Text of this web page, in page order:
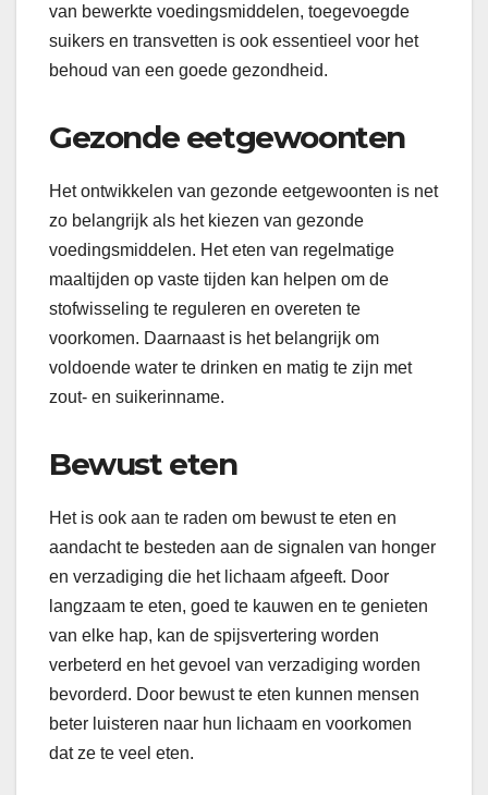
van bewerkte voedingsmiddelen, toegevoegde
suikers en transvetten is ook essentieel voor het
behoud van een goede gezondheid.
Gezonde eetgewoonten
Het ontwikkelen van gezonde eetgewoonten is net
zo belangrijk als het kiezen van gezonde
voedingsmiddelen. Het eten van regelmatige
maaltijden op vaste tijden kan helpen om de
stofwisseling te reguleren en overeten te
voorkomen. Daarnaast is het belangrijk om
voldoende water te drinken en matig te zijn met
zout- en suikerinname.
Bewust eten
Het is ook aan te raden om bewust te eten en
aandacht te besteden aan de signalen van honger
en verzadiging die het lichaam afgeeft. Door
langzaam te eten, goed te kauwen en te genieten
van elke hap, kan de spijsvertering worden
verbeterd en het gevoel van verzadiging worden
bevorderd. Door bewust te eten kunnen mensen
beter luisteren naar hun lichaam en voorkomen
dat ze te veel eten.